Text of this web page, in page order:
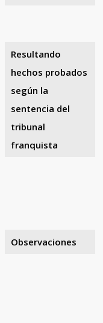
Resultando
hechos probados
según la
sentencia del
tribunal
franquista
Observaciones